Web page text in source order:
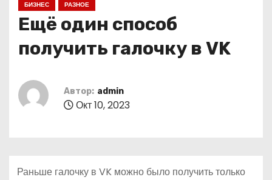
БИЗНЕС РАЗНОЕ
Ещё один способ
получить галочку в VK
Автор: admin
Окт 10, 2023
Раньше галочку в VK можно было получить только